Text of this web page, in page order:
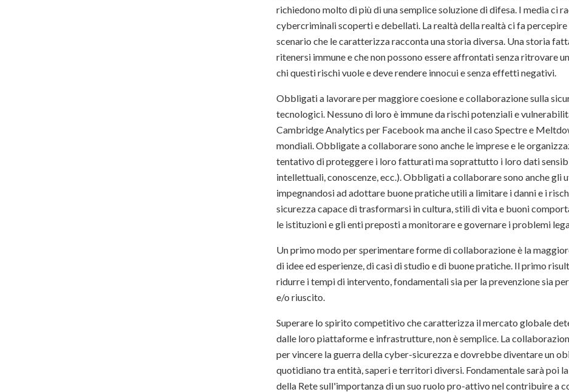
richiedono molto di più di una semplice soluzione di difesa. I media ci
cybercriminali scoperti e debellati. La realtà della realtà ci fa percepire
scenario che le caratterizza racconta una storia diversa. Una storia
ritenersi immune e che non possono essere affrontati senza ritrovare
chi questi rischi vuole e deve rendere innocui e senza effetti negativi.
Obbligati a lavorare per maggiore coesione e collaborazione sulla
tecnologici. Nessuno di loro è immune da rischi potenziali e
Cambridge Analytics per Facebook ma anche il caso Spectre e
mondiali. Obbligate a collaborare sono anche le imprese e le
tentativo di proteggere i loro fatturati ma soprattutto i loro dati
intellettuali, conoscenze, ecc.). Obbligati a collaborare sono anche gli
impegnandosi ad adottare buone pratiche utili a limitare i danni e i
sicurezza capace di trasformarsi in cultura, stili di vita e buoni
le istituzioni e gli enti preposti a monitorare e governare i problemi
Un primo modo per sperimentare forme di collaborazione è la
di idee ed esperienze, di casi di studio e di buone pratiche. Il primo
ridurre i tempi di intervento, fondamentali sia per la prevenzione sia
e/o riuscito.
Superare lo spirito competitivo che caratterizza il mercato globale
dalle loro piattaforme e infrastrutture, non è semplice. La
per vincere la guerra della cyber-sicurezza e dovrebbe diventare un
quotidiano tra entità, saperi e territori diversi. Fondamentale sarà poi
della Rete sull'importanza di un suo ruolo pro-attivo nel contribuire a